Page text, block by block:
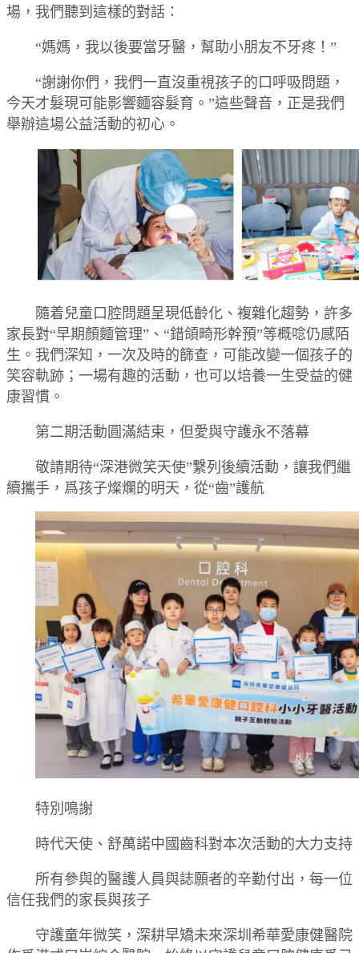
場，我們聽到這樣的對話：
“媽媽，我以後要當牙醫，幫助小朋友不牙疼！”
“謝謝你們，我們一直沒重視孩子的口呼吸問題，
今天才髮現可能影響麵容髮育。”這些聲音，正是我們
舉辦這場公益活動的初心。
隨着兒童口腔問題呈現低齡化、複雜化趨勢，許多
家長對“早期顏麵管理”、“錯頜畸形幹預”等概唸仍感陌
生。我們深知，一次及時的篩查，可能改變一個孩子的
笑容軌跡；一場有趣的活動，也可以培養一生受益的健
康習慣。
第二期活動圓滿結束，但愛與守護永不落幕
敬請期待“深港微笑天使”繫列後續活動，讓我們繼
續攜手，爲孩子燦爛的明天，從“齒”護航
特別鳴謝
時代天使、舒萬諾中國齒科對本次活動的大力支持
所有參與的醫護人員與誌願者的辛勤付出，每一位
信任我們的家長與孩子
守護童年微笑，深耕早矯未來深圳希華愛康健醫院